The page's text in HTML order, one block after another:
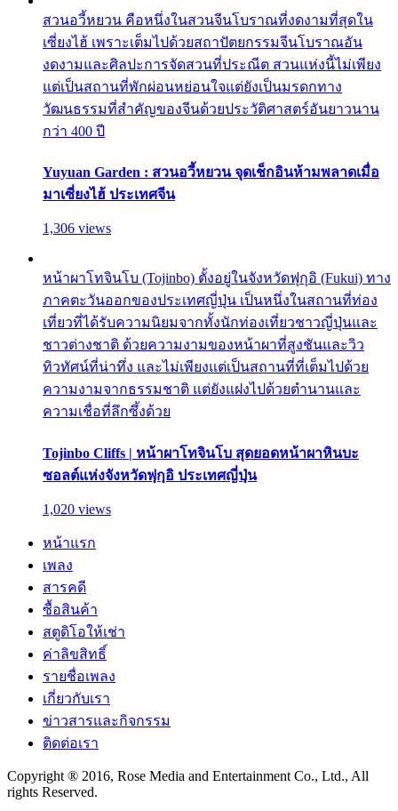
สวนอวี้หยวน คือหนึ่งในสวนจีนโบราณที่งดงามที่สุดใน
เซี่ยงไฮ้ เพราะเต็มไปด้วยสถาปัตยกรรมจีนโบราณอัน
งดงามและศิลปะการจัดสวนที่ประณีต สวนแห่งนี้ไม่เพียง
แต่เป็นสถานที่พักผ่อนหย่อนใจแต่ยังเป็นมรดกทาง
วัฒนธรรมที่สำคัญของจีนด้วยประวัติศาสตร์อันยาวนาน
กว่า 400 ปี
Yuyuan Garden : สวนอวี้หยวน จุดเช็กอินห้ามพลาดเมื่อ
มาเซี่ยงไฮ้ ประเทศจีน
1,306 views
หน้าผาโทจินโบ (Tojinbo) ตั้งอยู่ในจังหวัดฟุกุอิ (Fukui) ทาง
ภาคตะวันออกของประเทศญี่ปุ่น เป็นหนึ่งในสถานที่ท่อง
เที่ยวที่ได้รับความนิยมจากทั้งนักท่องเที่ยวชาวญี่ปุ่นและ
ชาวต่างชาติ ด้วยความงามของหน้าผาที่สูงชันและวิว
ทิวทัศน์ที่น่าทึ่ง และไม่เพียงแต่เป็นสถานที่ที่เต็มไปด้วย
ความงามจากธรรมชาติ แต่ยังแฝงไปด้วยตำนานและ
ความเชื่อที่ลึกซึ้งด้วย
Tojinbo Cliffs | หน้าผาโทจินโบ สุดยอดหน้าผาหินบะ
ซอลต์แห่งจังหวัดฟุกุอิ ประเทศญี่ปุ่น
1,020 views
หน้าแรก
เพลง
สารคดี
ซื้อสินค้า
สตูดิโอให้เช่า
ค่าลิขสิทธิ์
รายชื่อเพลง
เกี่ยวกับเรา
ข่าวสารและกิจกรรม
ติดต่อเรา
Copyright ® 2016, Rose Media and Entertainment Co., Ltd., All
rights Reserved.